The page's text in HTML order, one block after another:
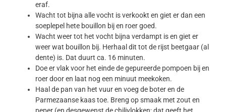
eraf.
Wacht tot bijna alle vocht is verkookt en giet er dan een
soeplepel hete bouillon bij en roer goed.
Wacht weer tot het vocht bijna verdampt is en giet er
weer wat bouillon bij. Herhaal dit tot de rijst beetgaar (al
dente) is. Dat duurt ca. 16 minuten.
Doe er vlak voor het einde de gepureerde pompoen bij en
roer door en laat nog een minuut meekoken.
Haal de pan van het vuur en voeg de boter en de
Parmezaanse kaas toe. Breng op smaak met zout en